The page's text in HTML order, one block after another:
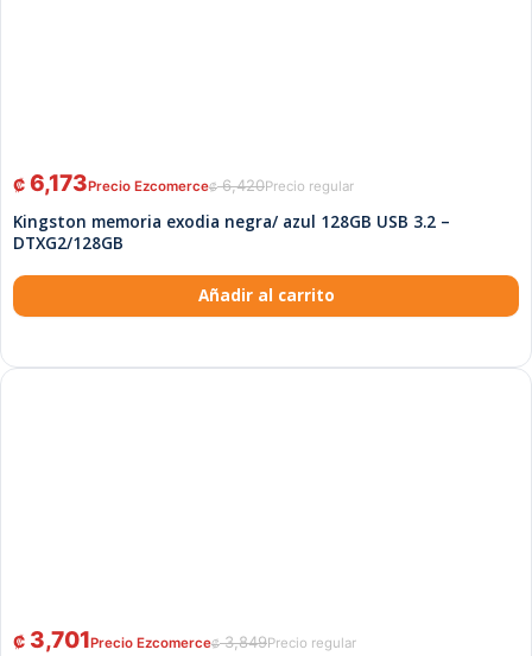
₡6,420
₡ 6,173
Kingston memoria exodia negra/ azul 128GB USB 3.2 –
DTXG2/128GB
Añadir al carrito
₡3,849
₡ 3,701